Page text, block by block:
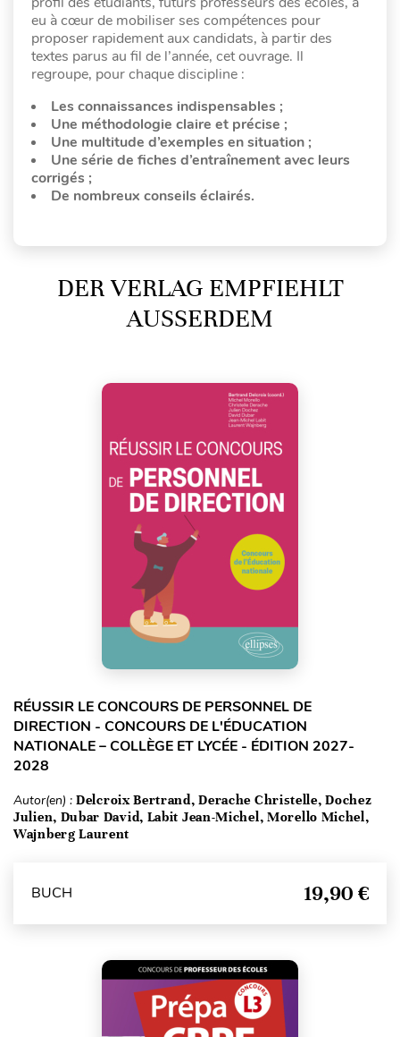
eu à cœur de mobiliser ses compétences pour
proposer rapidement aux candidats, à partir des
textes parus au fil de l’année, cet ouvrage. Il
regroupe, pour chaque discipline :
Les connaissances indispensables ;
Une méthodologie claire et précise ;
Une multitude d’exemples en situation ;
Une série de fiches d’entraînement avec leurs
corrigés ;
De nombreux conseils éclairés.
DER VERLAG EMPFIEHLT
AUSSERDEM
RÉUSSIR LE CONCOURS DE PERSONNEL DE
DIRECTION - CONCOURS DE L'ÉDUCATION
NATIONALE – COLLÈGE ET LYCÉE - ÉDITION 2027-
2028
Autor(en) : Delcroix Bertrand, Derache Christelle, Dochez
Julien, Dubar David, Labit Jean-Michel, Morello Michel,
Wajnberg Laurent
BUCH 19,90 €